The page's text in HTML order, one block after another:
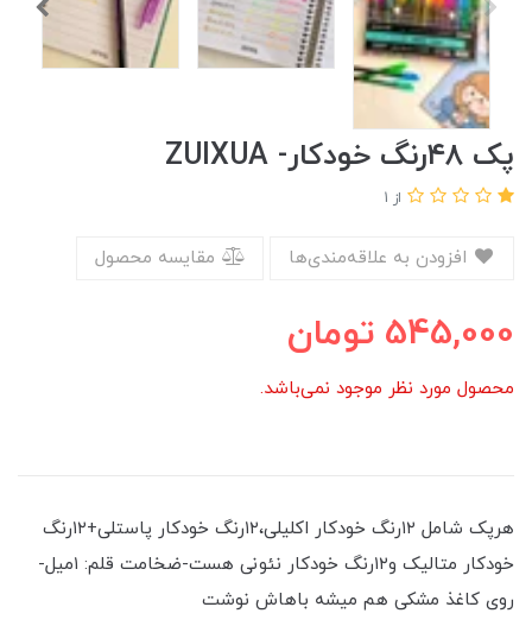
پک ۴۸رنگ خودکار- ZUIXUA
از 1
مقایسه محصول
545,000 تومان
محصول مورد نظر موجود نمی‌باشد.
هرپک شامل ۱۲رنگ خودکار اکلیلی،۱۲رنگ خودکار پاستلی+۱۲رنگ
خودکار متالیک و۱۲رنگ خودکار نئونی هست-ضخامت قلم: ۱میل-
روی کاغذ مشکی هم میشه باهاش نوشت